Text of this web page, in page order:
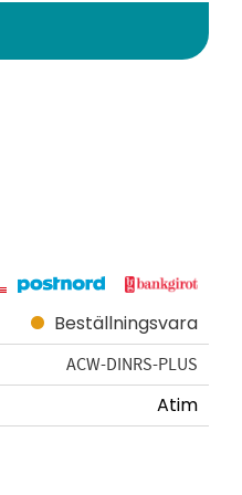
Beställningsvara
ACW-DINRS-PLUS
Atim